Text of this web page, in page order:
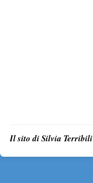
Il sito di Silvia Terribili